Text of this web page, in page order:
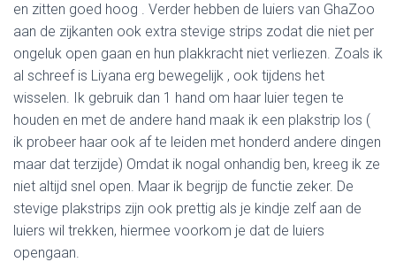
en zitten goed hoog . Verder hebben de luiers van GhaZoo
aan de zijkanten ook extra stevige strips zodat die niet per
ongeluk open gaan en hun plakkracht niet verliezen. Zoals ik
al schreef is Liyana erg bewegelijk , ook tijdens het
wisselen. Ik gebruik dan 1 hand om haar luier tegen te
houden en met de andere hand maak ik een plakstrip los (
ik probeer haar ook af te leiden met honderd andere dingen
maar dat terzijde) Omdat ik nogal onhandig ben, kreeg ik ze
niet altijd snel open. Maar ik begrijp de functie zeker. De
stevige plakstrips zijn ook prettig als je kindje zelf aan de
luiers wil trekken, hiermee voorkom je dat de luiers
opengaan.